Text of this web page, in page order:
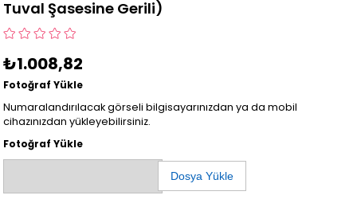
Tuval Şasesine Gerili)
₺1.008,82
Fotoğraf Yükle
Numaralandırılacak görseli bilgisayarınızdan ya da mobil
cihazınızdan yükleyebilirsiniz.
Fotoğraf Yükle
Dosya Yükle